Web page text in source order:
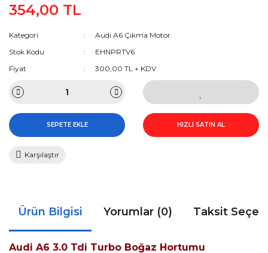
354,00 TL
Kategori
Audi A6 Çıkma Motor
Stok Kodu
EHNPRTV6
Fiyat
300,00 TL + KDV
SEPETE EKLE HIZLI SATIN AL
Karşılaştır
Ürün Bilgisi Yorumlar (0) Taksit
Audi A6 3.0 Tdi Turbo Boğaz Hortumu